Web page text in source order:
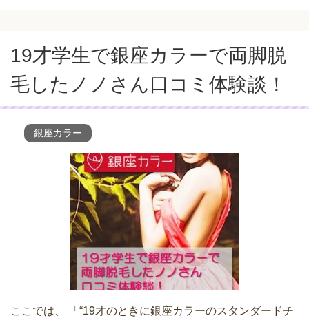
19才学生で銀座カラーで両脚脱
毛したノノさん口コミ体験談！
銀座カラー
ここでは、 「“19才のときに銀座カラーのスタンダードチ